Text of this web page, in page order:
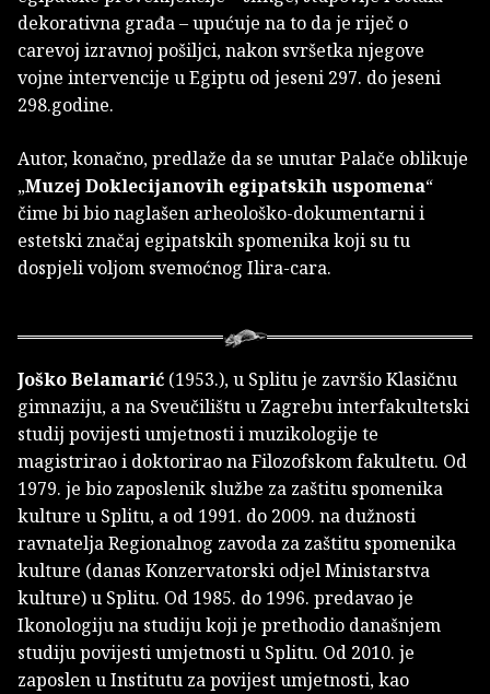
dekorativna građa – upućuje na to da je riječ o
carevoj izravnoj pošiljci, nakon svršetka njegove
vojne intervencije u Egiptu od jeseni 297. do jeseni
298.godine.
Autor, konačno, predlaže da se unutar Palače oblikuje
„Muzej Doklecijanovih egipatskih uspomena“
čime bi bio naglašen arheološko-dokumentarni i
estetski značaj egipatskih spomenika koji su tu
dospjeli voljom svemoćnog Ilira-cara.
Joško Belamarić (1953.), u Splitu je završio Klasičnu
gimnaziju, a na Sveučilištu u Zagrebu interfakultetski
studij povijesti umjetnosti i muzikologije te
magistrirao i doktorirao na Filozofskom fakultetu. Od
1979. je bio zaposlenik službe za zaštitu spomenika
kulture u Splitu, a od 1991. do 2009. na dužnosti
ravnatelja Regionalnog zavoda za zaštitu spomenika
kulture (danas Konzervatorski odjel Ministarstva
kulture) u Splitu. Od 1985. do 1996. predavao je
Ikonologiju na studiju koji je prethodio današnjem
studiju povijesti umjetnosti u Splitu. Od 2010. je
zaposlen u Institutu za povijest umjetnosti, kao